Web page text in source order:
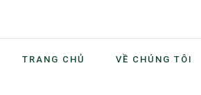
TRANG CHỦ VỀ CHÚNG TÔI